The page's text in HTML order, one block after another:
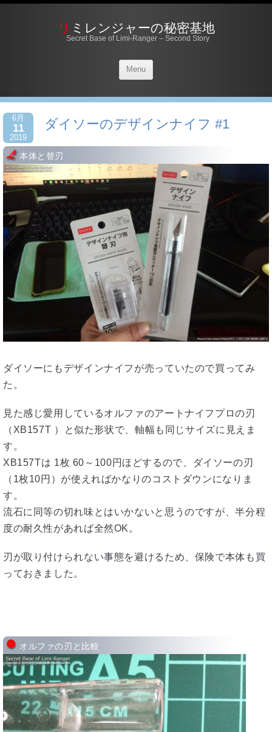
リミレンジャーの秘密基地
Secret Base of Limi-Ranger – Second Story
Menu
6月
11
2019
ダイソーのデザインナイフ #1
本体と替刃
ダイソーにもデザインナイフが売っていたので買ってみ
た。
見た感じ愛用しているオルファのアートナイフプロの刃
（XB157T ）と似た形状で、軸幅も同じサイズに見えま
す。
XB157Tは 1枚 60～100円ほどするので、ダイソーの刃
（1枚10円）が使えればかなりのコストダウンになりま
す。
流石に同等の切れ味とはいかないと思うのですが、半分程
度の耐久性があれば全然OK。
刃が取り付けられない事態を避けるため、保険で本体も買
っておきました。
オルファの刃と比較